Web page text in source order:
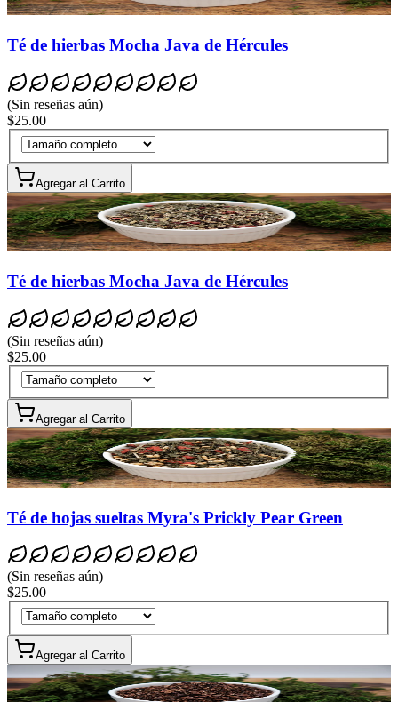
Té de hierbas Mocha Java de Hércules
(Sin reseñas aún)
$25.00
Agregar al Carrito
Té de hierbas Mocha Java de Hércules
(Sin reseñas aún)
$25.00
Agregar al Carrito
Té de hojas sueltas Myra's Prickly Pear Green
(Sin reseñas aún)
$25.00
Agregar al Carrito